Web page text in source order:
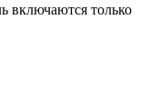
включаются только